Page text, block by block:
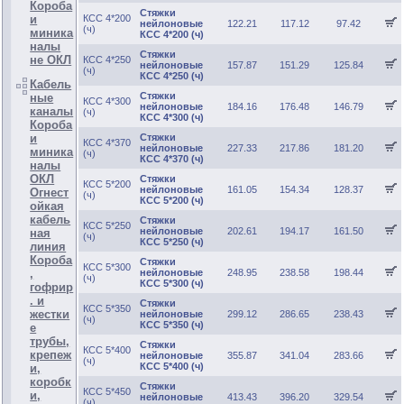
Короба
и
миника
налы
не ОКЛ
Кабель
ные
каналы
Короба
и
миника
налы
ОКЛ
Огнест
ойкая
кабель
ная
линия
Короба
,
гофрир
. и
жестки
е
трубы,
крепеж
и,
коробк
и,
КСС 4*200
(ч)
Стяжки
нейлоновые
КСС 4*200 (ч)
122.21 117.12 97.42
КСС 4*250
(ч)
Стяжки
нейлоновые
КСС 4*250 (ч)
157.87 151.29 125.84
КСС 4*300
(ч)
Стяжки
нейлоновые
КСС 4*300 (ч)
184.16 176.48 146.79
КСС 4*370
(ч)
Стяжки
нейлоновые
КСС 4*370 (ч)
227.33 217.86 181.20
КСС 5*200
(ч)
Стяжки
нейлоновые
КСС 5*200 (ч)
161.05 154.34 128.37
КСС 5*250
(ч)
Стяжки
нейлоновые
КСС 5*250 (ч)
202.61 194.17 161.50
КСС 5*300
(ч)
Стяжки
нейлоновые
КСС 5*300 (ч)
248.95 238.58 198.44
КСС 5*350
(ч)
Стяжки
нейлоновые
КСС 5*350 (ч)
299.12 286.65 238.43
КСС 5*400
(ч)
Стяжки
нейлоновые
КСС 5*400 (ч)
355.87 341.04 283.66
КСС 5*450
Стяжки
нейлоновые
413.43 396.20 329.54